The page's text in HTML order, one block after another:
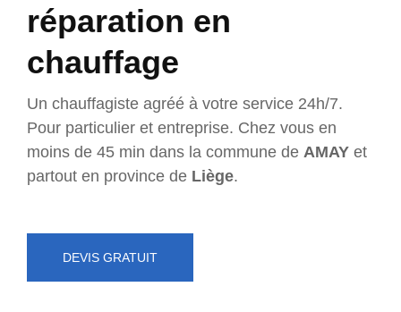
réparation en
chauffage
Un chauffagiste agréé à votre service 24h/7.
Pour particulier et entreprise. Chez vous en
moins de 45 min dans la commune de AMAY et
partout en province de Liège.
DEVIS GRATUIT